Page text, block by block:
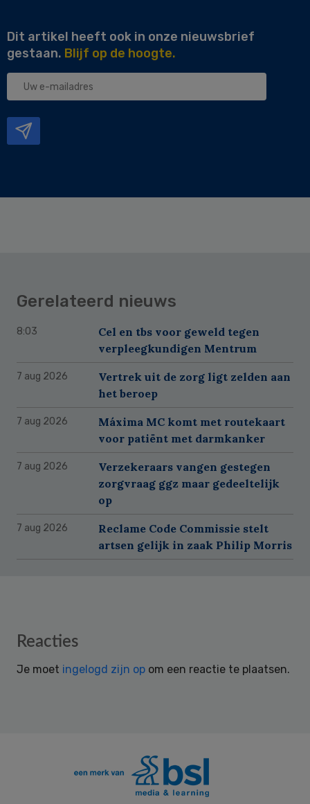
Dit artikel heeft ook in onze nieuwsbrief
gestaan. Blijf op de hoogte.
Uw
Gerelateerd nieuws
8:03
Cel en tbs voor geweld tegen
verpleegkundigen Mentrum
7 aug 2026
Vertrek uit de zorg ligt zelden aan
het beroep
7 aug 2026
Máxima MC komt met routekaart
voor patiënt met darmkanker
7 aug 2026
Verzekeraars vangen gestegen
zorgvraag ggz maar gedeeltelijk
op
7 aug 2026
Reclame Code Commissie stelt
artsen gelijk in zaak Philip Morris
Reader
Reacties
Je moet ingelogd zijn op om een reactie te plaatsen.